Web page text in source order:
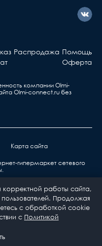
Распродажа Помощь
Оферта
компании Olmi-
Olmi-connect.ru без
Карта сайта
гипермаркет сетевого
работы сайта,
Продолжая
с обработкой cookie
с Политикой